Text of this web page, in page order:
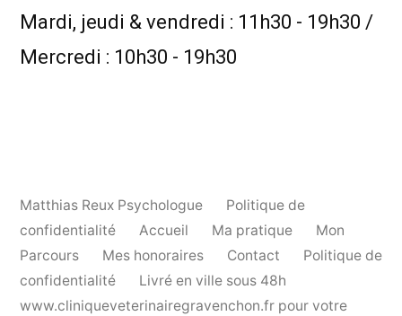
Mardi, jeudi & vendredi : 11h30 - 19h30 /
Mercredi : 10h30 - 19h30
Matthias Reux Psychologue
Politique de
confidentialité
Accueil Ma pratique
Mon
Parcours
Mes honoraires Contact
Politique de
confidentialité
Livré en ville sous 48h
www.cliniqueveterinairegravenchon.fr pour votre